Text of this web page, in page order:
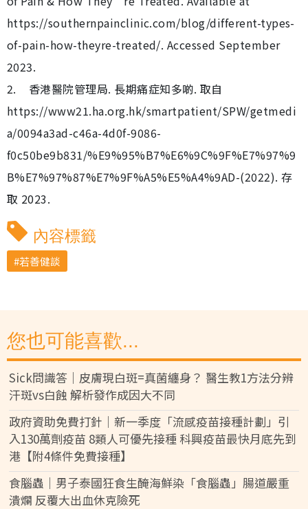
https://southernpainclinic.com/blog/different-types-
of-pain-how-theyre-treated/. Accessed September
2023.
2. 香港醫院管理局. 長期痛症知多啲. 取自
https://www21.ha.org.hk/smartpatient/SPW/getmedi
a/0094a3ad-c46a-4d0f-9086-
f0c50be9b831/%E9%95%B7%E6%9C%9F%E7%97%9
B%E7%97%87%E7%9F%A5%E5%A4%9AD-(2022). 存
取 2023.
內容標籤
若善健談
您也可能喜歡...
Sick問識答｜皮膚現白斑=真菌纏身？ 醫生教1方法分辨
汗斑vs白蝕 解析發作成因大不同
政府資助免費打針｜新一季度「流感疫苗接種計劃」引
入130萬劑疫苗 8類人可優先接種 科興疫苗最快月底先到
港【附4條件免費接種】
食腦蟲｜男子泰國狂食生醃海鮮染「食腦蟲」腸道嚴重
潰爛 反覆大出血休克險死